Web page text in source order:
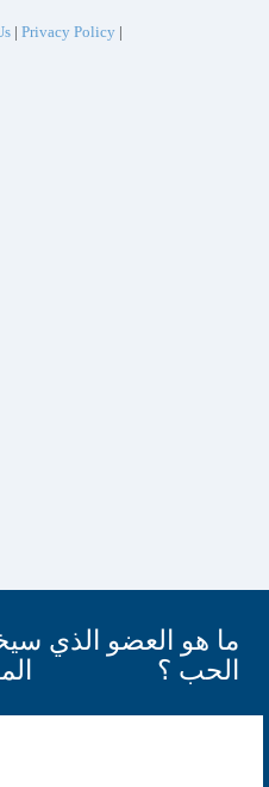
Us|Privacy Policy
ما هو العضو الذي
الحب ؟